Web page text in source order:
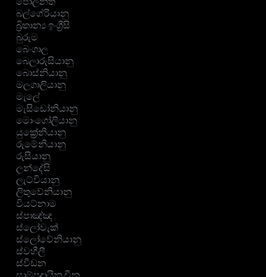
බල්ගේරියානු
බ්‍රිතාන්‍ය ඉංග්‍රීසි
බුරුම
බෙංගාල
බෙලාරුසියානු
බොස්නියානු
මලගාලියානු
මැලේ
මැසිඩෝනියානු
මොංගෝලියානු
යුක්‍රේනියානු
රුමේනියානු
රුසියානු
ලන්දේසි
ලැට්වියානු
ලිතුවේනියානු
වියට්නාම
ස්පාඤ්ඤ
ස්ලෝවැක්
ස්ලෝවේනියානු
ස්වහීලී
ස්වීඩන